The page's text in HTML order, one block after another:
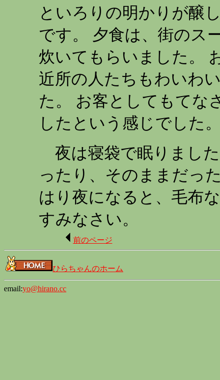
といろりの明かりが醸
です。 夕食は、街のス
炊いてもらいました。
近所の人たちもわいわ
た。 お客としてもてな
したという感じでした
夜は寝袋で眠りまし
ったり、そのままだっ
はり夜になると、毛布
すみなさい。
前のページ
ひらちゃんのホーム
email:yo@hirano.cc